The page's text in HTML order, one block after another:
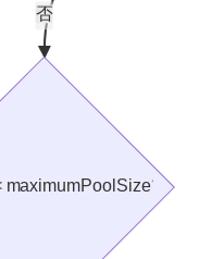
否
maximumPoolSize?